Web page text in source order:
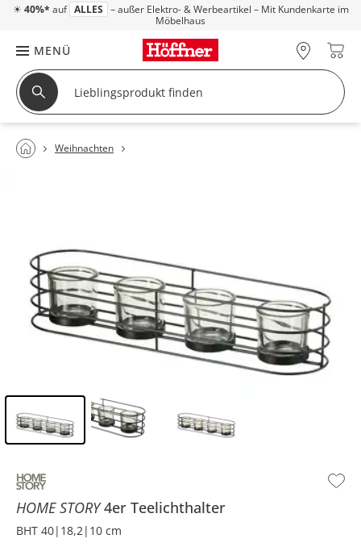
☀ 40%* auf ALLES – außer Elektro- & Werbeartikel – Mit Kundenkarte im
Möbelhaus
MENÜ
Weihnachten
HOME STORY4er Teelichthalter
BHT 40|18,2|10 cm